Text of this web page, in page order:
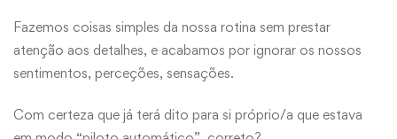
Fazemos coisas simples da nossa rotina sem prestar
atenção aos detalhes, e acabamos por ignorar os nossos
sentimentos, perceções, sensações.
Com certeza que já terá dito para si próprio/a que estava